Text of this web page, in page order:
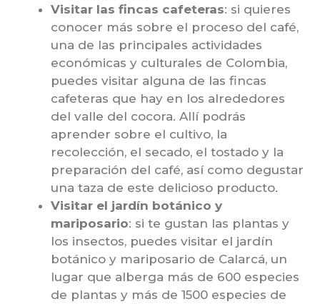
Visitar las fincas cafeteras: si quieres
conocer más sobre el proceso del café,
una de las principales actividades
económicas y culturales de Colombia,
puedes visitar alguna de las fincas
cafeteras que hay en los alrededores
del valle del cocora. Allí podrás
aprender sobre el cultivo, la
recolección, el secado, el tostado y la
preparación del café, así como degustar
una taza de este delicioso producto.
Visitar el jardín botánico y
mariposario: si te gustan las plantas y
los insectos, puedes visitar el jardín
botánico y mariposario de Calarcá, un
lugar que alberga más de 600 especies
de plantas y más de 1500 especies de